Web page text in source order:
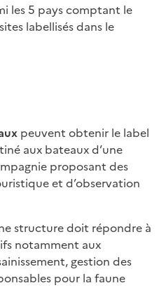
labellisés dans le
peuvent obtenir le label
aux bateaux d’une
proposant des
et d’observation
notamment aux
gestion des
pour la faune